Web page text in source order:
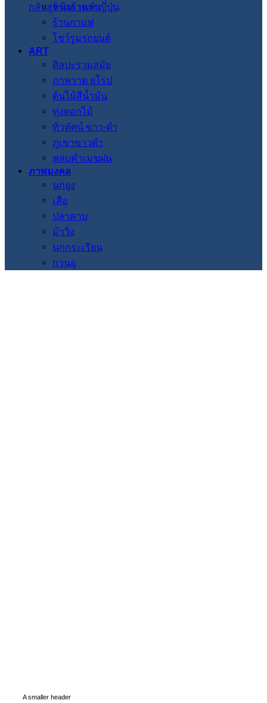
กลับสู่หน้าร้านค้า
ร้านอาหารญี่ปุ่น
ร้านกาแฟ
โชว์รูมรถยนต์
ART
ศิลปะร่วมสมัย
ภาพวาด ยุโรป
ต้นไม้สีน้ำมัน
ทุ่งดอกไม้
ทิวทัศน์ ขาว-ดำ
ภูเขาขาวดำ
พลบค่ำเมฆฝน
ภาพมงคล
นกยูง
เสือ
ปลาคาบ
ม้าวิ่ง
นกกระเรียน
กวนอู
A smaller header